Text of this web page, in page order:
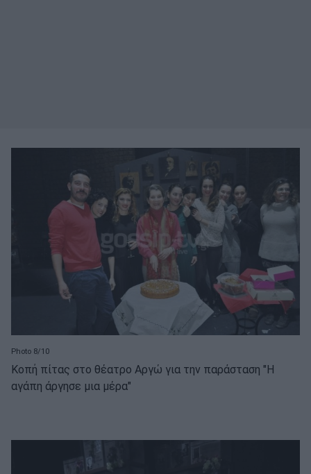
Photo 8/10
Κοπή πίτας στο θέατρο Αργώ για την παράσταση "Η
αγάπη άργησε μια μέρα"